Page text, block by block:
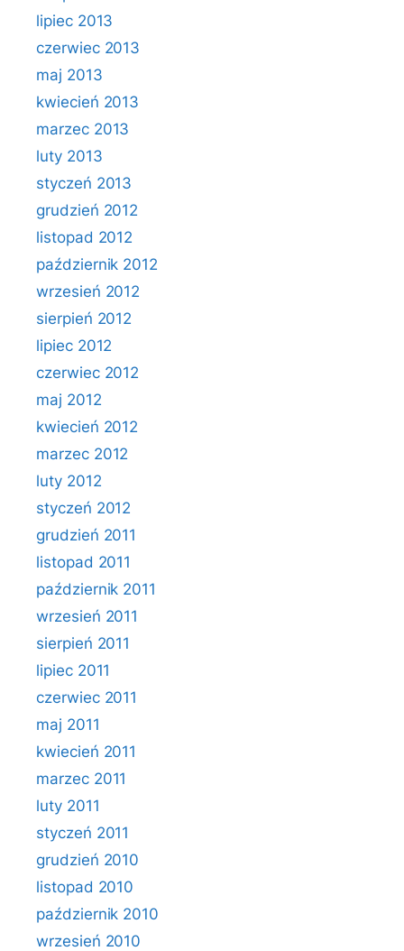
lipiec 2013
czerwiec 2013
maj 2013
kwiecień 2013
marzec 2013
luty 2013
styczeń 2013
grudzień 2012
listopad 2012
październik 2012
wrzesień 2012
sierpień 2012
lipiec 2012
czerwiec 2012
maj 2012
kwiecień 2012
marzec 2012
luty 2012
styczeń 2012
grudzień 2011
listopad 2011
październik 2011
wrzesień 2011
sierpień 2011
lipiec 2011
czerwiec 2011
maj 2011
kwiecień 2011
marzec 2011
luty 2011
styczeń 2011
grudzień 2010
listopad 2010
październik 2010
wrzesień 2010